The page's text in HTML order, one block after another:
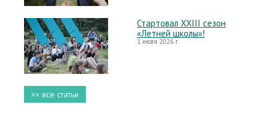
Стартовал XXIII сезон
«Летней школы»!
1 июля 2026 г.
>> все статьи